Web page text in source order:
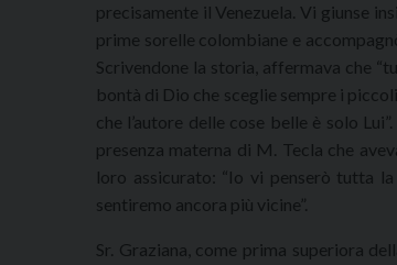
precisamente il Venezuela. Vi giunse
prime sorelle colombiane e
Scrivendone la storia, affermava che
bontà di Dio che sceglie sempre i
che l’autore delle cose belle è solo
presenza materna di M. Tecla che
loro assicurato: “Io vi penserò tutta
sentiremo ancora più vicine”.
Sr. Graziana, come prima superiora